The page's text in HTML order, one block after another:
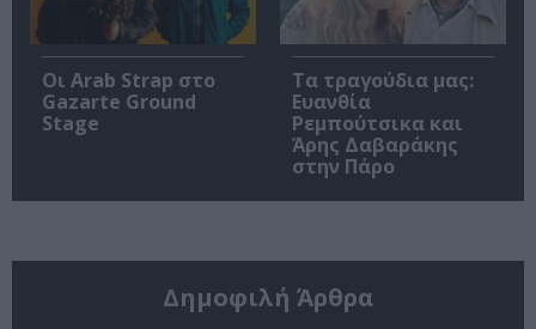
Οι Arab Strap στο
Gazarte Ground
Stage
Τα τραγούδια μας:
Ευανθία
Ρεμπούτσικα και
Άρης Δαβαράκης
στην Πάρο
Δημοφιλή Άρθρα